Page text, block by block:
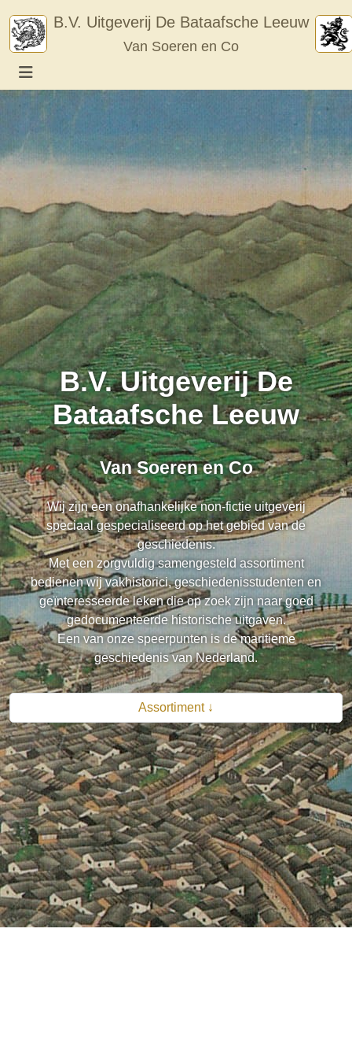
content
B.V. Uitgeverij De Bataafsche Leeuw
Van Soeren en Co
B.V. Uitgeverij De
Bataafsche Leeuw
Van Soeren en Co
Wij zijn een onafhankelijke non-fictie uitgeverij
speciaal gespecialiseerd op het gebied van de
geschiedenis.
Met een zorgvuldig samengesteld assortiment
bedienen wij vakhistorici, geschiedenisstudenten en
geïnteresseerde leken die op zoek zijn naar goed
gedocumenteerde historische uitgaven.
Een van onze speerpunten is de maritieme
geschiedenis van Nederland.
Assortiment ↓